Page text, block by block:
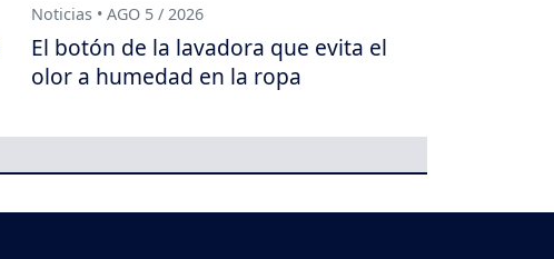
Noticias • AGO 5 / 2026
El botón de la lavadora que evita el
olor a humedad en la ropa